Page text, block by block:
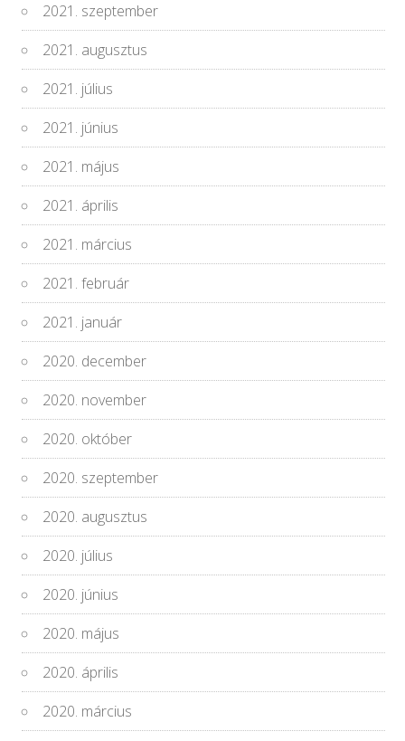
2021. szeptember
2021. augusztus
2021. július
2021. június
2021. május
2021. április
2021. március
2021. február
2021. január
2020. december
2020. november
2020. október
2020. szeptember
2020. augusztus
2020. július
2020. június
2020. május
2020. április
2020. március